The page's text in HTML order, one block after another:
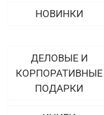
НОВИНКИ
ДЕЛОВЫЕ И
КОРПОРАТИВНЫЕ
ПОДАРКИ